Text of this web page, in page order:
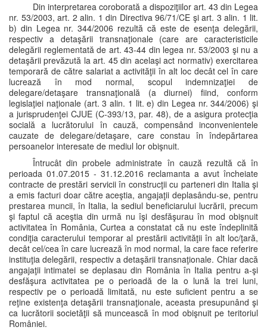
Din interpretarea coroborată a dispoziţiilor art. 43 din Legea
nr. 53/2003, art. 2 alin. 1 din Directiva 96/71/CE şi art. 3 alin. 1 lit.
b) din Legea nr. 344/2006 rezultă că este de esenţa delegării,
respectiv a detaşării transnaţionale (care are caracteristicile
delegării reglementată de art. 43-44 din legea nr. 53/2003 şi nu a
detaşării prevăzută la art. 45 din acelaşi act normativ) exercitarea
temporară de către salariat a activităţii în alt loc decât cel în care
lucrează în mod normal, scopul indemnizaţiei de
delegare/detaşare transnaţională (a diurnei) fiind, conform
legislaţiei naţionale (art. 3 alin. 1 lit. e) din Legea nr. 344/2006) şi
a jurisprudenţei CJUE (C-393/13, par. 48), de a asigura protecţia
socială a lucrătorului în cauză, compensând inconvenientele
cauzate de delegare/detaşare, care constau în îndepărtarea
persoanelor interesate de mediul lor obişnuit.
Întrucât din probele administrate în cauză rezultă că în
perioada 01.07.2015 - 31.12.2016 reclamanta a avut încheiate
contracte de prestări servicii în construcţii cu parteneri din Italia şi
a emis facturi doar către aceştia, angajaţii deplasându-se, pentru
prestarea muncii, în Italia, la sediul beneficiarului lucrării, precum
şi faptul că aceştia din urmă nu îşi desfăşurau în mod obişnuit
activitatea în România, Curtea a constatat că nu este îndeplinită
condiţia caracterului temporar al prestării activităţii în alt loc/ţară,
decât cel/cea în care lucrează în mod normal, la care face referire
instituţia delegării, respectiv a detaşării transnaţionale. Chiar dacă
angajaţii intimatei se deplasau din România în Italia pentru a-şi
desfăşura activitatea pe o perioadă de la o lună la trei luni,
respectiv pe o perioadă limitată, nu este suficient pentru a se
reţine existenţa detaşării transnaţionale, aceasta presupunând şi
ca lucrătorii societăţii să muncească în mod obişnuit pe teritoriul
României.